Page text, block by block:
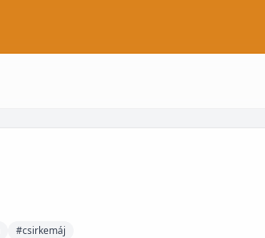
#csirkemáj